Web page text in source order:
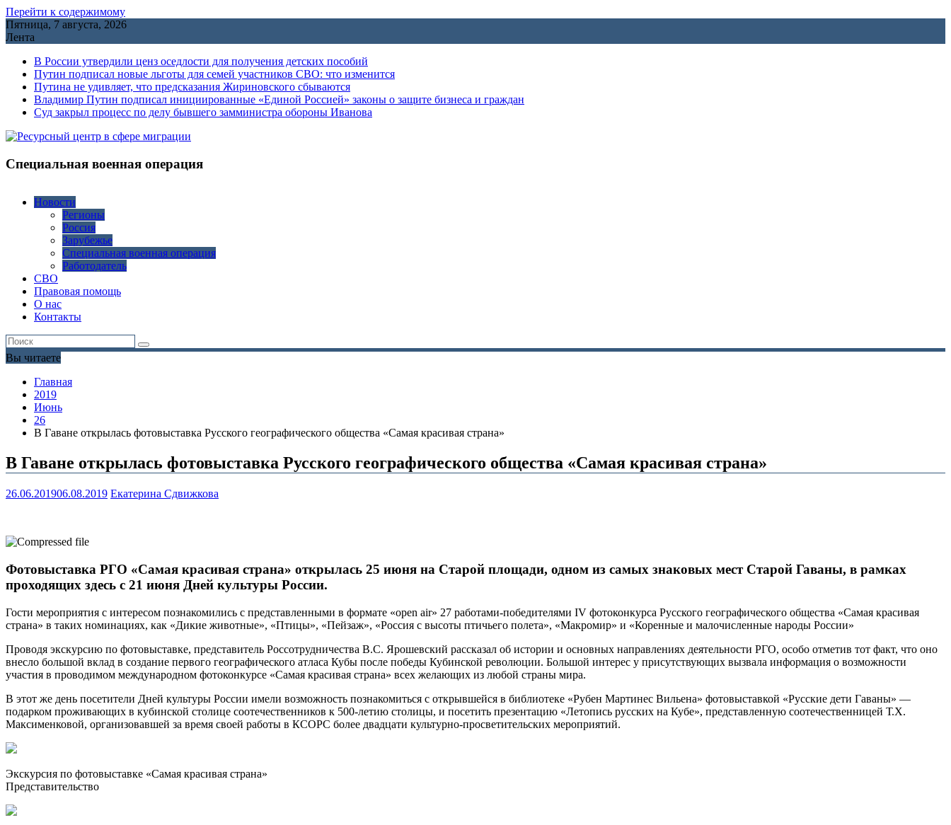
Перейти к содержимому
Пятница, 7 августа, 2026
Лента
В России утвердили ценз оседлости для получения детских пособий
Путин подписал новые льготы для семей участников СВО: что изменится
Путина не удивляет, что предсказания Жириновского сбываются
Владимир Путин подписал инициированные «Единой Россией» законы о защите бизнеса и граждан
Cуд закрыл процесс по делу бывшего замминистра обороны Иванова
Специальная военная операция
Новости
Регионы
Россия
Зарубежье
Специальная военная операция
Работодатель
СВО
Правовая помощь
О нас
Контакты
Вы читаете
Главная
2019
Июнь
26
В Гаване открылась фотовыставка Русского географического общества «Самая красивая страна»
В Гаване открылась фотовыставка Русского географического общества «Самая красивая страна»
26.06.201906.08.2019 Екатерина Сдвижкова
Фотовыставка РГО «Самая красивая страна» открылась 25 июня на Старой площади, одном из самых знаковых мест Старой Гаваны, в рамках
проходящих здесь с 21 июня Дней культуры России.
Гости мероприятия с интересом познакомились с представленными в формате «open air» 27 работами-победителями IV фотоконкурса Русского географического общества «Самая красивая
страна» в таких номинациях, как «Дикие животные», «Птицы», «Пейзаж», «Россия с высоты птичьего полета», «Макромир» и «Коренные и малочисленные народы России»
Проводя экскурсию по фотовыставке, представитель Россотрудничества В.С. Ярошевский рассказал об истории и основных направлениях деятельности РГО, особо отметив тот факт, что оно
внесло большой вклад в создание первого географического атласа Кубы после победы Кубинской революции. Большой интерес у присутствующих вызвала информация о возможности
участия в проводимом международном фотоконкурсе «Самая красивая страна» всех желающих из любой страны мира.
В этот же день посетители Дней культуры России имели возможность познакомиться с открывшейся в библиотеке «Рубен Мартинес Вильена» фотовыставкой «Русские дети Гаваны» —
подарком проживающих в кубинской столице соотечественников к 500-летию столицы, и посетить презентацию «Летопись русских на Кубе», представленную соотечественницей Т.Х.
Максименковой, организовавшей за время своей работы в КСОРС более двадцати культурно-просветительских мероприятий.
Экскурсия по фотовыставке «Самая красивая страна»
Представительство